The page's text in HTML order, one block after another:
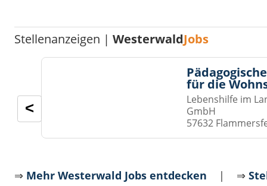
Stellenanzeigen |WesterwaldJobs
für die
Lebenshilfe im
GmbH
57632
<
⇒ Mehr Westerwald Jobs entdecken | ⇒